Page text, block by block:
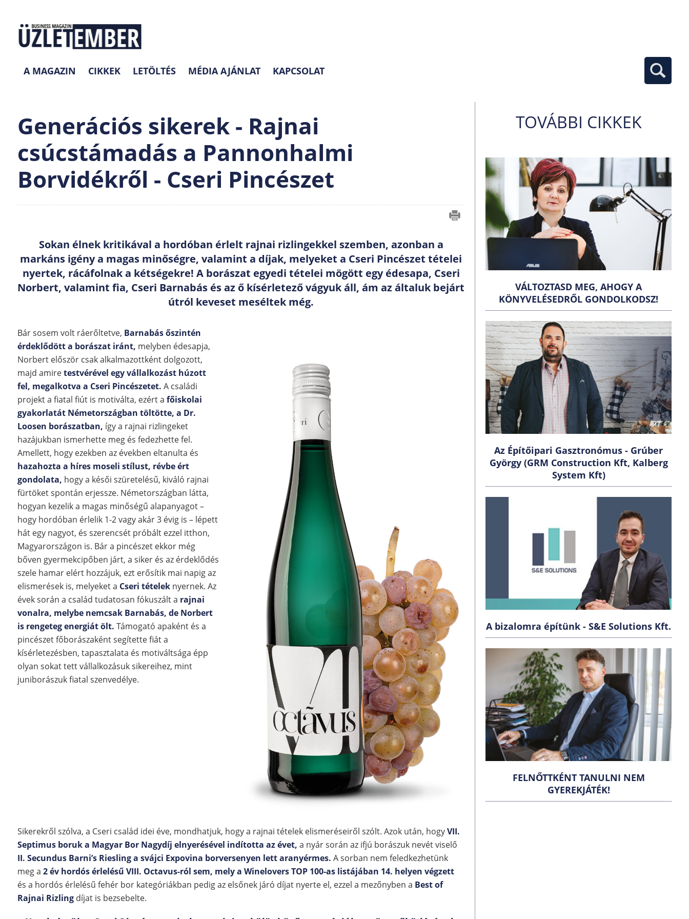
A MAGAZIN CIKKEK LETÖLTÉS MÉDIA AJÁNLAT KAPCSOLAT
Generációs sikerek - Rajnai
csúcstámadás a Pannonhalmi
Borvidékről - Cseri Pincészet
Sokan élnek kritikával a hordóban érlelt rajnai rizlingekkel szemben, azonban a
markáns igény a magas minőségre, valamint a díjak, melyeket a Cseri Pincészet tételei
nyertek, rácáfolnak a kétségekre! A borászat egyedi tételei mögött egy édesapa, Cseri
Norbert, valamint fia, Cseri Barnabás és az ő kísérletező vágyuk áll, ám az általuk bejárt
útról keveset meséltek még.
Bár sosem volt ráerőltetve, Barnabás őszintén
érdeklődött a borászat iránt, melyben édesapja,
Norbert először csak alkalmazottként dolgozott,
majd amiretestvérével egy vállalkozást húzott
fel, megalkotva a Cseri Pincészetet. A családi
projekt a fiatal fiút is motiválta, ezért a főiskolai
gyakorlatát Németországban töltötte, a Dr.
Loosen borászatban, így a rajnai rizlingeket
hazájukban ismerhette meg és fedezhette fel.
Amellett, hogy ezekben az években eltanulta és
hazahozta a híres moseli stílust, révbe ért
gondolata, hogy a késői szüretelésű, kiváló rajnai
fürtöket spontán erjessze. Németországban látta,
hogyan kezelik a magas minőségű alapanyagot –
hogy hordóban érlelik 1-2 vagy akár 3 évig is – lépett
hát egy nagyot, és szerencsét próbált ezzel itthon,
Magyarországon is. Bár a pincészet ekkor még
bőven gyermekcipőben járt, a siker és az érdeklődés
szele hamar elért hozzájuk, ezt erősítik mai napig az
elismerések is, melyeket a Cseri tételek nyernek. Az
évek során a család tudatosan fókuszált a rajnai
vonalra, melybe nemcsak Barnabás, de Norbert
is rengeteg energiát ölt. Támogató apaként és a
pincészet főborászaként segítette fiát a
kísérletezésben, tapasztalata és motiváltsága épp
olyan sokat tett vállalkozásuk sikereihez, mint
juniborászuk fiatal szenvedélye.
Sikerekről szólva, a Cseri család idei éve, mondhatjuk, hogy a rajnai tételek elismeréseiről szólt. Azok után, hogyVII.
Septimus boruk a Magyar Bor Nagydíj elnyerésével indította az évet, a nyár során az ifjú borászuk nevét viselő
II. Secundus Barni’s Riesling a svájci Expovina borversenyen lett aranyérmes. A sorban nem feledkezhetünk
meg a 2 év hordós érlelésű VIII. Octavus-ról sem, mely a Winelovers TOP 100-as listájában 14. helyen végzett
és a hordós érlelésű fehér bor kategóriákban pedig az elsőnek járó díjat nyerte el, ezzel a mezőnyben a Best of
Rajnai Rizling díjat is bezsebelte.
TOVÁBBI CIKKEK
VÁLTOZTASD MEG, AHOGY A
KÖNYVELÉSEDRŐL GONDOLKODSZ!
Az Építőipari Gasztronómus - Grúber
György (GRM Construction Kft, Kalberg
System Kft)
A bizalomra építünk - S&E Solutions Kft.
FELNŐTTKÉNT TANULNI NEM
GYEREKJÁTÉK!